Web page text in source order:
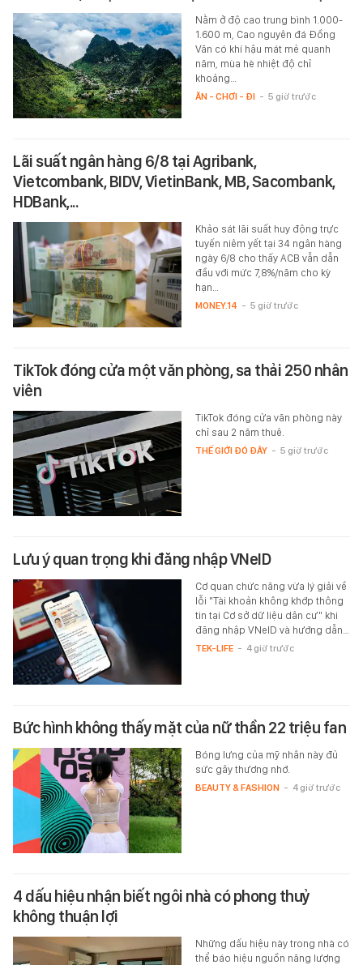
Nằm ở độ cao trung bình 1.000-
1.600 m, Cao nguyên đá Đồng
Văn có khí hậu mát mẻ quanh
năm, mùa hè nhiệt độ chỉ
khoảng…
ĂN - CHƠI - ĐI - 5 giờ trước
Lãi suất ngân hàng 6/8 tại Agribank,
Vietcombank, BIDV, VietinBank, MB, Sacombank,
HDBank,...
Khảo sát lãi suất huy động trực
tuyến niêm yết tại 34 ngân hàng
ngày 6/8 cho thấy ACB vẫn dẫn
đầu với mức 7,8%/năm cho kỳ
hạn…
MONEY.14 - 5 giờ trước
TikTok đóng cửa một văn phòng, sa thải 250 nhân
viên
TikTok đóng cửa văn phòng này
chỉ sau 2 năm thuê.
THẾ GIỚI ĐÓ ĐÂY - 5 giờ trước
Lưu ý quan trọng khi đăng nhập VNeID
Cơ quan chức năng vừa lý giải về
lỗi "Tài khoản không khớp thông
tin tại Cơ sở dữ liệu dân cư" khi
đăng nhập VNeID và hướng dẫn…
TEK-LIFE - 4 giờ trước
Bức hình không thấy mặt của nữ thần 22 triệu fan
Bóng lưng của mỹ nhân này đủ
sức gây thương nhớ.
BEAUTY & FASHION - 4 giờ trước
4 dấu hiệu nhận biết ngôi nhà có phong thuỷ
không thuận lợi
Những dấu hiệu này trong nhà có
thể báo hiệu nguồn năng lượng